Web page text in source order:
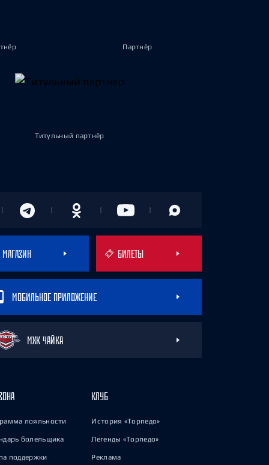
Партнёр
Титульный партнёр
МАГАЗИН БИЛЕТЫ
МОБИЛЬНОЕ ПРИЛОЖЕНИЕ
МХК ЧАЙКА
лояльности
болельщика
поддержки
КЛУБ
История «Торпедо»
Легенды «Торпедо»
Реклама